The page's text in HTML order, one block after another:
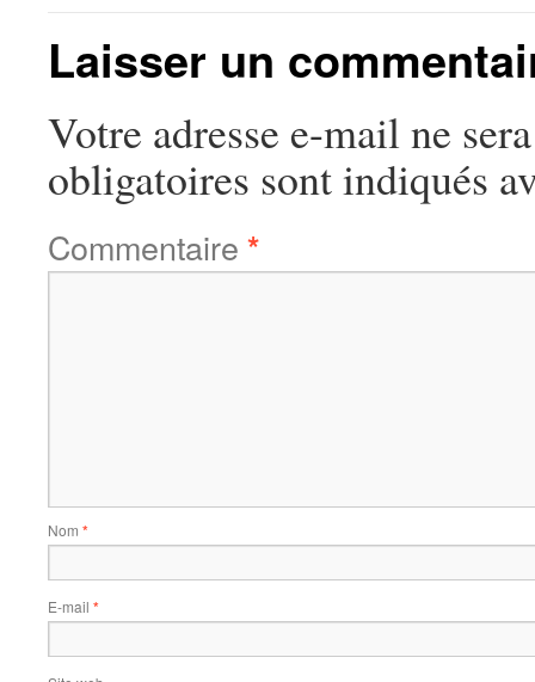
Laisser un
Votre adresse e-mail ne
obligatoires sont indiqués
Commentaire *
Nom *
E-mail *